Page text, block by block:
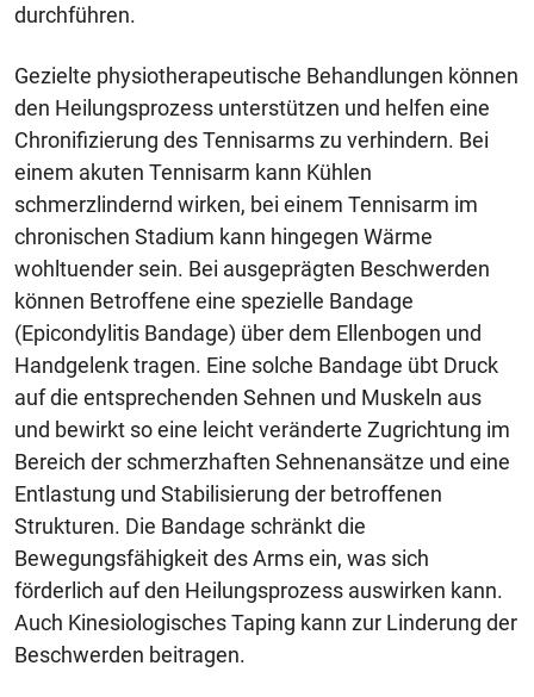
durchführen.
Gezielte physiotherapeutische Behandlungen können
den Heilungsprozess unterstützen und helfen eine
Chronifizierung des Tennisarms zu verhindern. Bei
einem akuten Tennisarm kann Kühlen
schmerzlindernd wirken, bei einem Tennisarm im
chronischen Stadium kann hingegen Wärme
wohltuender sein. Bei ausgeprägten Beschwerden
können Betroffene eine spezielle Bandage
(Epicondylitis Bandage) über dem Ellenbogen und
Handgelenk tragen. Eine solche Bandage übt Druck
auf die entsprechenden Sehnen und Muskeln aus
und bewirkt so eine leicht veränderte Zugrichtung im
Bereich der schmerzhaften Sehnenansätze und eine
Entlastung und Stabilisierung der betroffenen
Strukturen. Die Bandage schränkt die
Bewegungsfähigkeit des Arms ein, was sich
förderlich auf den Heilungsprozess auswirken kann.
Auch Kinesiologisches Taping kann zur Linderung der
Beschwerden beitragen.